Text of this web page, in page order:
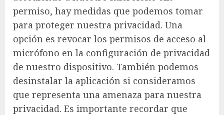
permiso, hay medidas que podemos tomar
para proteger nuestra privacidad. Una
opción es revocar los permisos de acceso al
micrófono en la configuración de privacidad
de nuestro dispositivo. También podemos
desinstalar la aplicación si consideramos
que representa una amenaza para nuestra
privacidad. Es importante recordar que